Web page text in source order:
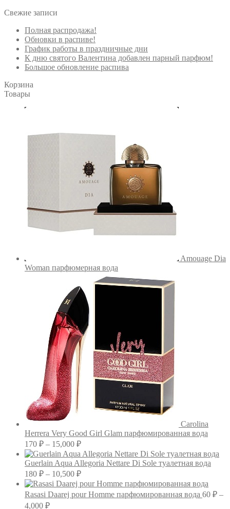
Свежие записи
Полная распродажа!
Обновки в распиве!
График работы в праздничные дни
К дню святого Валентина добавлен парный парфюм!
Большое обновление распива
Корзина
Товары
Amouage Dia
Woman парфюмерная вода
Carolina
Herrera Very Good Girl Glam парфюмированная вода
170 ₽ – 15,000 ₽Диапазон
цен:
170 ₽
–
15,000 ₽
Guerlain Aqua Allegoria Nettare Di Sole туалетная вода
180 ₽ – 10,500 ₽Диапазон
цен:
180 ₽
Rasasi Daarej pour Homme парфюмированная вода 60 ₽ –
4,000 ₽Диапазон